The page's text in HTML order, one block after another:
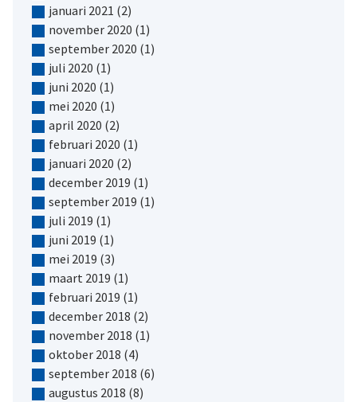
januari 2021 (2)
november 2020 (1)
september 2020 (1)
juli 2020 (1)
juni 2020 (1)
mei 2020 (1)
april 2020 (2)
februari 2020 (1)
januari 2020 (2)
december 2019 (1)
september 2019 (1)
juli 2019 (1)
juni 2019 (1)
mei 2019 (3)
maart 2019 (1)
februari 2019 (1)
december 2018 (2)
november 2018 (1)
oktober 2018 (4)
september 2018 (6)
augustus 2018 (8)